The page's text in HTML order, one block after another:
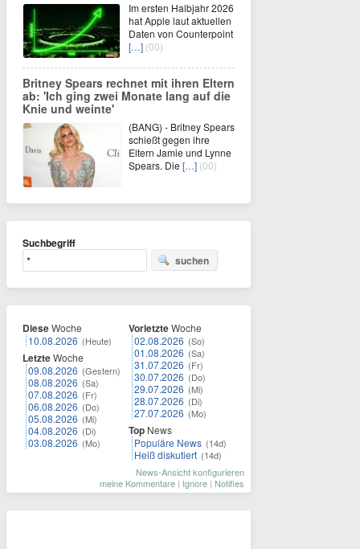
Im ersten Halbjahr 2026
hat Apple laut aktuellen
Daten von Counterpoint
[…] (00)
Britney Spears rechnet mit ihren Eltern
ab: 'Ich ging zwei Monate lang auf die
Knie und weinte'
(BANG) - Britney Spears
schießt gegen ihre
Eltern Jamie und Lynne
Spears. Die […] (00)
Suchbegriff
suchen
DieseWoche
10.08.2026 (Heute)
LetzteWoche
09.08.2026 (Gestern)
08.08.2026 (Sa)
07.08.2026 (Fr)
06.08.2026 (Do)
05.08.2026 (Mi)
04.08.2026 (Di)
03.08.2026 (Mo)
VorletzteWoche
02.08.2026 (So)
01.08.2026 (Sa)
31.07.2026 (Fr)
30.07.2026 (Do)
29.07.2026 (Mi)
28.07.2026 (Di)
27.07.2026 (Mo)
Top News
Populäre News (14d)
Heiß diskutiert (14d)
News-Ansicht konfigurieren
meine Kommentare | Ignore | Notifies